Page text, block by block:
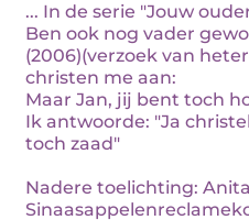
... In de serie "Jouw
Ben ook nog vader
(2006)(verzoek van
christen me aan:
Maar Jan, jij bent toch
Ik antwoorde: "Ja
toch zaad"
Nadere toelichting: